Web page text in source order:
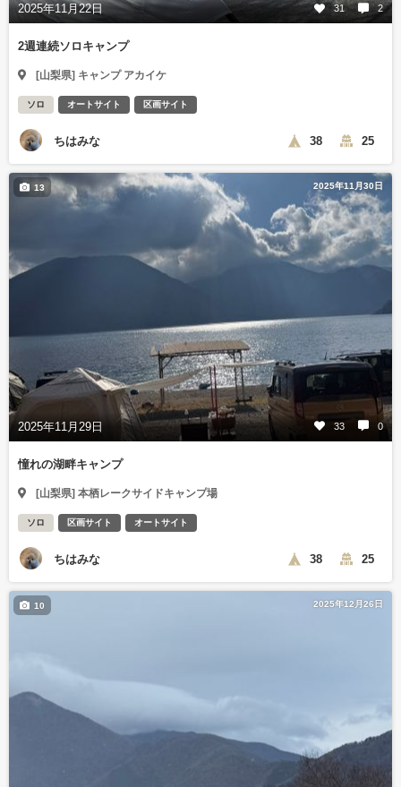
2025年11月22日 31 2
2週連続ソロキャンプ
[山梨県] キャンプ アカイケ
ソロ オートサイト 区画サイト
ちはみな 38 25
2025年11月30日
2025年11月29日 33 0
13
憧れの湖畔キャンプ
[山梨県] 本栖レークサイドキャンプ場
ソロ 区画サイト オートサイト
ちはみな 38 25
2025年12月26日
10